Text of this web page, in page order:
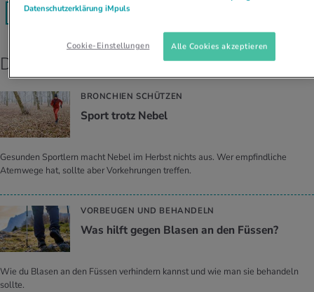
LESEN SIE MEHR
Die richtige Ausrüstung
BRONCHIEN SCHÜTZEN
Sport trotz Nebel
Gesunden Sportlern macht Nebel im Herbst nichts aus. Wer empfindliche
Atemwege hat, sollte aber Vorkehrungen treffen.
VORBEUGEN UND BEHANDELN
Was hilft gegen Bla­sen an den Füs­sen?
Wie du Blasen an den Füssen verhindern kannst und wie man sie behandeln
sollte.
Datenschutzerklärung iMpuls
Cookie-Einstellungen Alle Cookies akzeptieren